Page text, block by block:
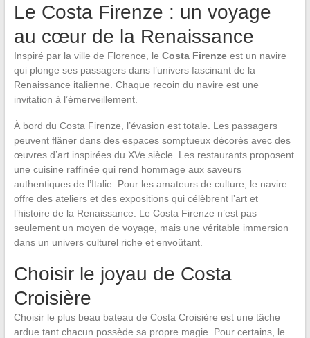
Le Costa Firenze : un voyage
au cœur de la Renaissance
Inspiré par la ville de Florence, le Costa Firenze est un navire
qui plonge ses passagers dans l’univers fascinant de la
Renaissance italienne. Chaque recoin du navire est une
invitation à l’émerveillement.
À bord du Costa Firenze, l’évasion est totale. Les passagers
peuvent flâner dans des espaces somptueux décorés avec des
œuvres d’art inspirées du XVe siècle. Les restaurants proposent
une cuisine raffinée qui rend hommage aux saveurs
authentiques de l’Italie. Pour les amateurs de culture, le navire
offre des ateliers et des expositions qui célèbrent l’art et
l’histoire de la Renaissance. Le Costa Firenze n’est pas
seulement un moyen de voyage, mais une véritable immersion
dans un univers culturel riche et envoûtant.
Choisir le joyau de Costa
Croisière
Choisir le plus beau bateau de Costa Croisière est une tâche
ardue tant chacun possède sa propre magie. Pour certains, le